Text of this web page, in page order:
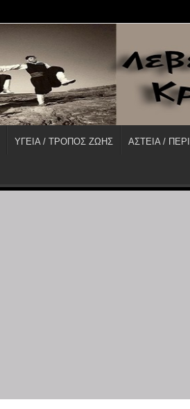
ΥΓΕΙΑ / ΤΡΟΠΟΣ ΖΩΗΣ ΑΣΤΕΙΑ /